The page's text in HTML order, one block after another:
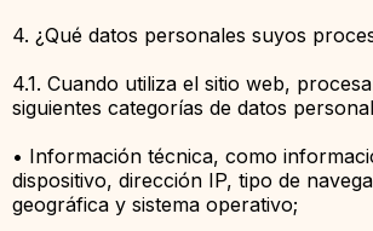
4. ¿Qué datos personales suyos
4.1. Cuando utiliza el sitio web,
siguientes categorías de datos
• Información técnica, como
dispositivo, dirección IP, tipo de
geográfica y sistema operativo;